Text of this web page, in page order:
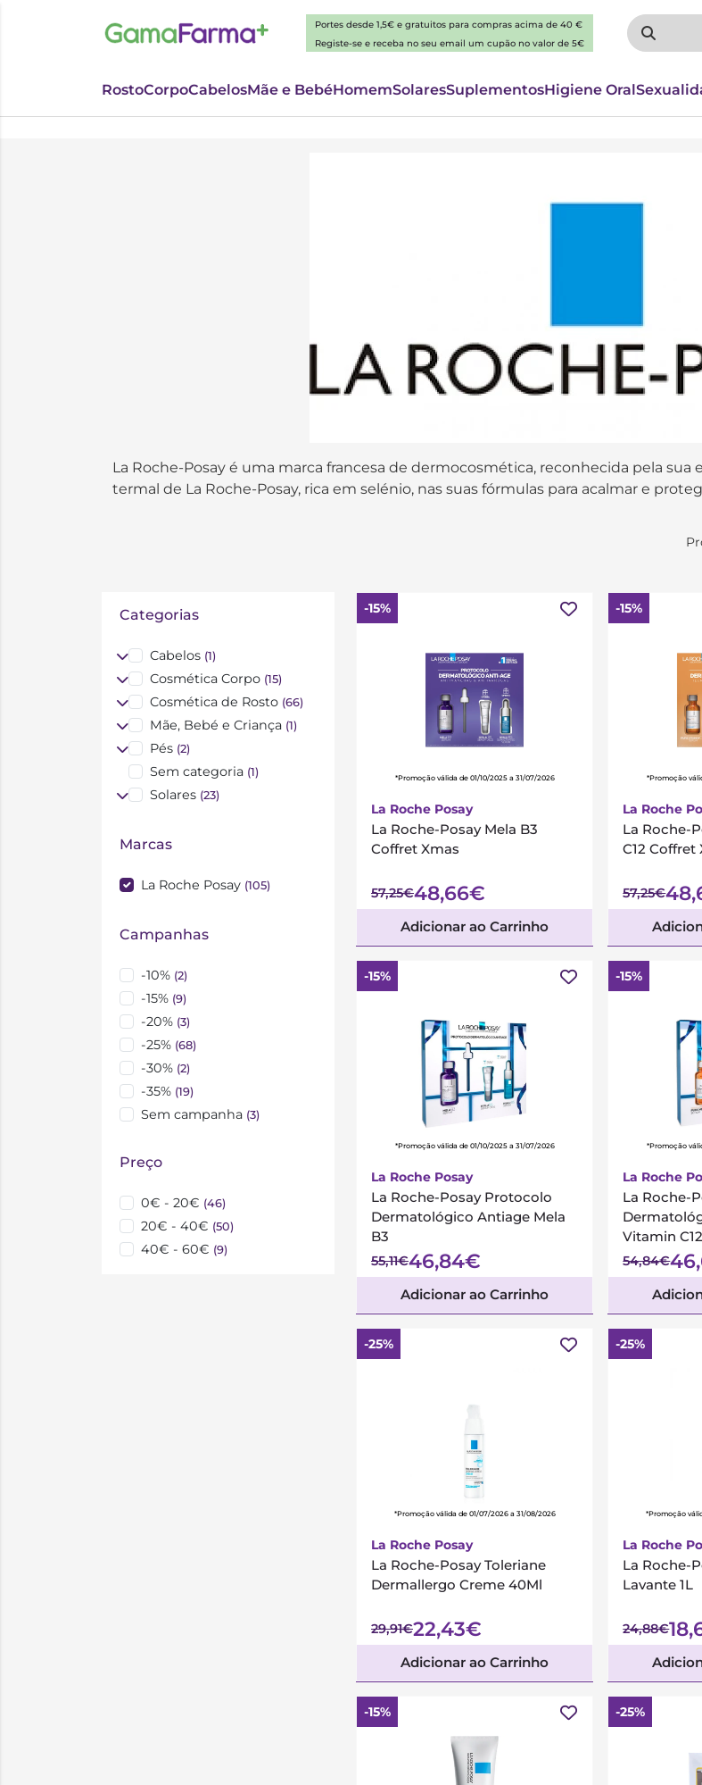
Portes desde 1,5€ e gratuitos para compras acima de 40 €
Registe-se e receba no seu email um cupão no valor de 5€
RostoCorpoCabelosMãe e BebéHomemSolaresSuplementosHigiene Oral
La Roche-Posay é uma marca francesa de dermocosmética, reconhecida pela
termal de La Roche-Posay, rica em selénio, nas suas fórmulas para acalmar e
Categorias
Cabelos (1)
Cosmética Corpo (15)
Cosmética de Rosto (66)
Mãe, Bebé e Criança (1)
Pés (2)
Sem categoria (1)
Solares (23)
Marcas
La Roche Posay (105)
Campanhas
-10% (2)
-15% (9)
-20% (3)
-25% (68)
-30% (2)
-35% (19)
Sem campanha (3)
Preço
0€ - 20€ (46)
20€ - 40€ (50)
40€ - 60€ (9)
-15%
*Promoção válida de 01/10/2025 a 31/07/2026
La Roche Posay
La Roche-Posay Mela B3
Coffret Xmas
57,25€48,66€
Adicionar ao Carrinho
-15%
*Promoção
La Roche
La Roche-
C12 Coffret
57,25€
-15%
*Promoção válida de 01/10/2025 a 31/07/2026
La Roche Posay
La Roche-Posay Protocolo
Dermatológico Antiage Mela
B3
55,11€46,84€
Adicionar ao Carrinho
-15%
*Promoção
La Roche
La Roche-
Vitamin C12
54,84€
-25%
*Promoção válida de 01/07/2026 a 31/08/2026
La Roche Posay
La Roche-Posay Toleriane
Dermallergo Creme 40Ml
29,91€22,43€
Adicionar ao Carrinho
-25%
*Promoção
La Roche
La Roche-
Lavante 1L
24,88€
-15% -25%